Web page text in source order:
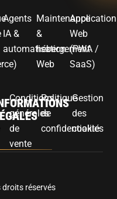
Agents
IA &
automatisation
Maintenance
&
hébergement
Web
Application
Web
(PWA /
SaaS)
Conditions
générales
de
vente
Politique
de
confidentialité
Gestion
des
cookies
réservés